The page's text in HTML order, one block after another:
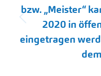
bzw. „Meister“
2020 in
eingetragen